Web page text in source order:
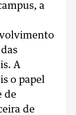
a
A
o papel
de
de